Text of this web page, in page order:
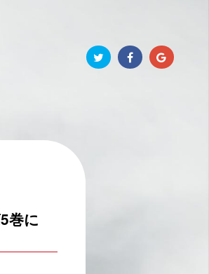
巻に